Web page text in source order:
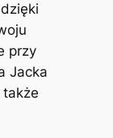
przy
Jacka
także